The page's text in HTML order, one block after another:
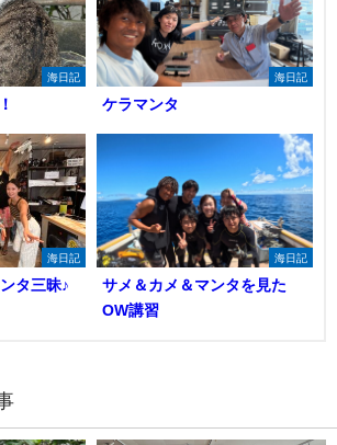
海日記 海日記
ケラマンタ
海日記
タ三昧♪
海日記
サメ＆カメ＆マンタを見た
OW講習